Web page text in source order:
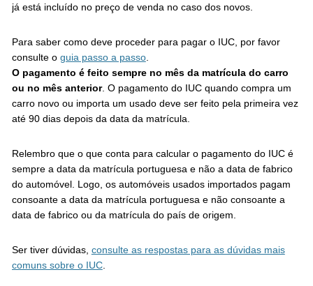
já está incluído no preço de venda no caso dos novos.
Para saber como deve proceder para pagar o IUC, por favor
consulte o guia passo a passo.
O pagamento é feito sempre no mês da matrícula do carro
ou no mês anterior. O pagamento do IUC quando compra um
carro novo ou importa um usado deve ser feito pela primeira vez
até 90 dias depois da data da matrícula.
Relembro que o que conta para calcular o pagamento do IUC é
sempre a data da matrícula portuguesa e não a data de fabrico
do automóvel. Logo, os automóveis usados importados pagam
consoante a data da matrícula portuguesa e não consoante a
data de fabrico ou da matrícula do país de origem.
Ser tiver dúvidas, consulte as respostas para as dúvidas mais
comuns sobre o IUC.